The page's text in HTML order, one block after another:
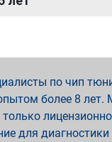
по чип
более 8 лет.
для диагностики